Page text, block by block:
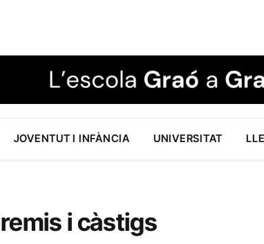
JOVENTUT I INFÀNCIA UNIVERSITAT
i càstigs